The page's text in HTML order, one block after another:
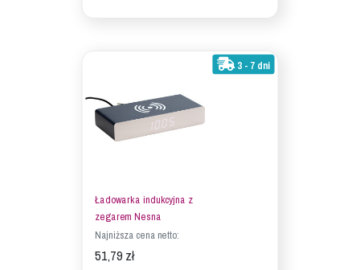
3 - 7 dni
Ładowarka indukcyjna z
zegarem Nesna
Najniższa cena netto:
51,79 zł